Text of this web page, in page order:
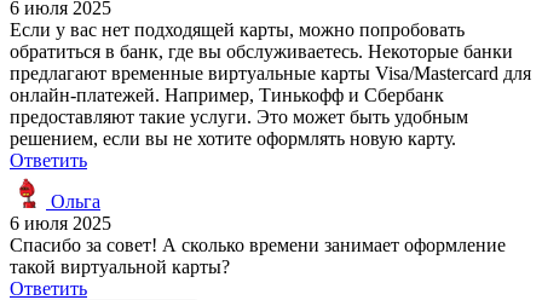
6 июля 2025
Если у вас нет подходящей карты, можно попробовать
обратиться в банк, где вы обслуживаетесь. Некоторые банки
предлагают временные виртуальные карты Visa/Mastercard для
онлайн-платежей. Например, Тинькофф и Сбербанк
предоставляют такие услуги. Это может быть удобным
решением, если вы не хотите оформлять новую карту.
Ответить
Ольга
6 июля 2025
Спасибо за совет! А сколько времени занимает оформление
такой виртуальной карты?
Ответить